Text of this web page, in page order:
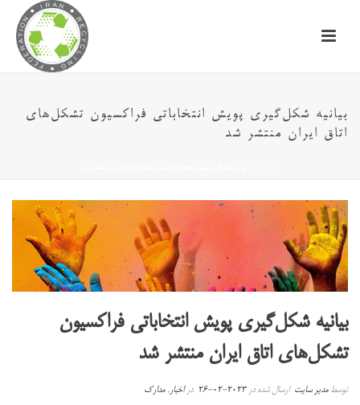
بیانیه شکل‌گیری پویش انتخاباتی فراکسیون تشکل‌های
اتاق ایران منتشر شد
بیانیه شکل‌گیری پویش انتخاباتی فراکسیون
تشکل‌های اتاق ایران منتشر شد
توسطمدیر سایت ارسال شده در2023-02-26 دراخبار,مدارک